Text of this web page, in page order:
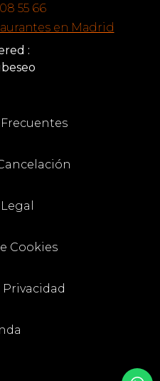
55 66
en Madrid
:
Cookies